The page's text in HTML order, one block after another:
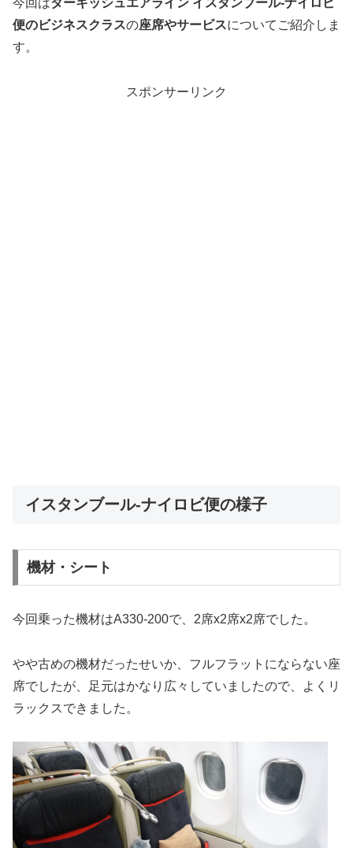
今回はターキッシュエアライン イスタンブール-ナイロビ
便のビジネスクラスの座席やサービスについてご紹介しま
す。
スポンサーリンク
イスタンブール-ナイロビ便の様子
機材・シート
今回乗った機材はA330-200で、2席x2席x2席でした。
やや古めの機材だったせいか、フルフラットにならない座
席でしたが、足元はかなり広々していましたので、よくリ
ラックスできました。